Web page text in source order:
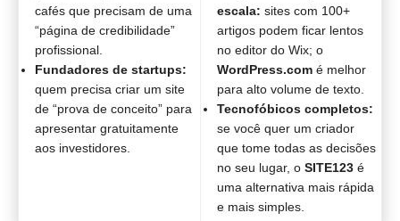
cafés que precisam de uma
“página de credibilidade”
profissional.
Fundadores de startups:
quem precisa criar um site
de “prova de conceito” para
apresentar gratuitamente
aos investidores.
escala: sites com 100+
artigos podem ficar lentos
no editor do Wix; o
WordPress.com é melhor
para alto volume de texto.
Tecnofóbicos completos:
se você quer um criador
que tome todas as decisões
no seu lugar, o SITE123 é
uma alternativa mais rápida
e mais simples.